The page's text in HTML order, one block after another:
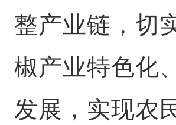
整产业链，切
椒产业特色化
发展，实现农